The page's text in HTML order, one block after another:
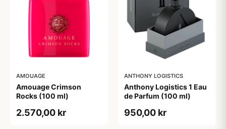
AMOUAGE
Amouage Crimson
Rocks (100 ml)
2.570,00 kr
ANTHONY LOGISTICS
Anthony Logistics 1 Eau
de Parfum (100 ml)
950,00 kr